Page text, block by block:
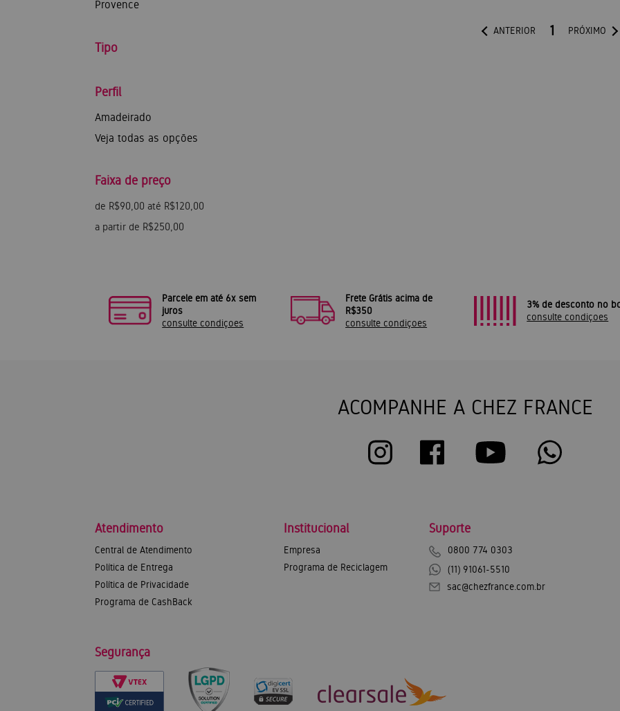
Provence
Tipo
Perfil
Amadeirado
Veja todas as opções
Faixa de preço
de R$90,00 até R$120,00
a partir de R$250,00
ANTERIOR 1 PRÓXIMO
Parcele em até 6x sem
juros
consulte condiçoes
Frete Grátis acima de
R$350
consulte condiçoes
3% de desconto no
consulte condiçoes
ACOMPANHE A CHEZ FRANCE
Atendimento
Central de Atendimento
Política de Entrega
Política de Privacidade
Programa de CashBack
Institucional
Empresa
Programa de Reciclagem
Suporte
0800 774 0303
(11) 91061-5510
sac@chezfrance.com.br
Segurança